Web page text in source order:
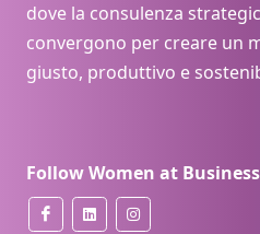
dove la consulenza
convergono per creare un
giusto, produttivo e
Follow Women at